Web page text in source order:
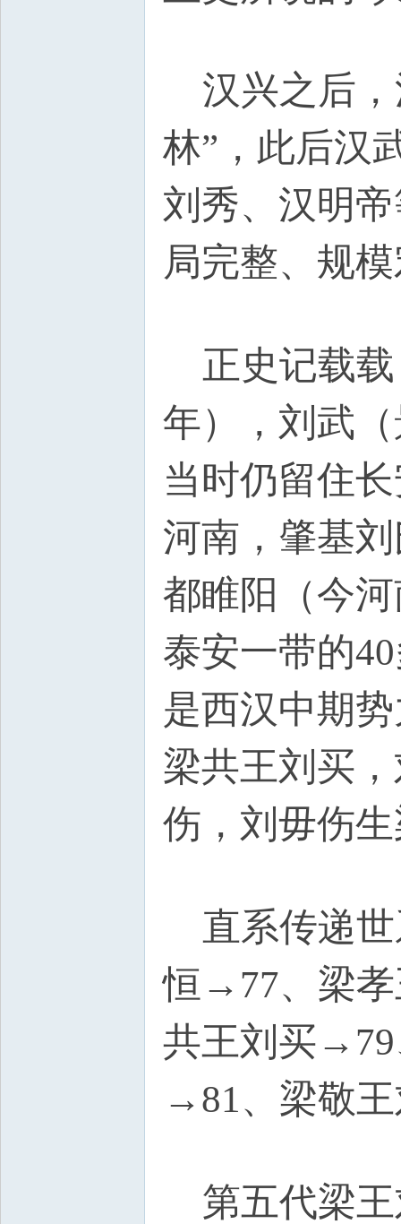
汉兴之后，
林”，此后汉
刘秀、汉明
局完整、规
正史记载载
年），刘武
当时仍留住
河南，肇基
都睢阳（今
泰安一带的
是西汉中期
梁共王刘买
伤，刘毋伤
直系传递世
恒→77、梁
共王刘买
→81、梁敬
第五代梁王